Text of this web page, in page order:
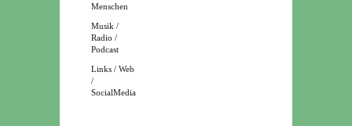
Menschen
Musik /
Radio /
Podcast
Links / Web
/
SocialMedia